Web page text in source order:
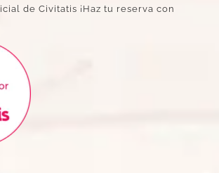
de Civitatis ¡Haz tu reserva con